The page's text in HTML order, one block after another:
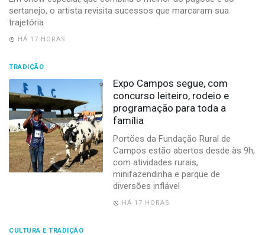
Sistemas
sertanejo, o artista revisita sucessos que marcaram sua
trajetória
HÁ 17 HORAS
TRADIÇÃO
Expo Campos segue, com
concurso leiteiro, rodeio e
programação para toda a
família
Portões da Fundação Rural de
Campos estão abertos desde às 9h,
com atividades rurais,
minifazendinha e parque de
diversões inflável
HÁ 17 HORAS
CULTURA E TRADIÇÃO